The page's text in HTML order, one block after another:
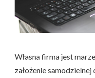
Własna firma jest
założenie